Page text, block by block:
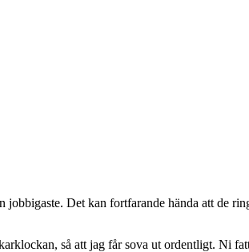
Det kan fortfarande hända att de
så att jag får sova ut ordentligt. Ni